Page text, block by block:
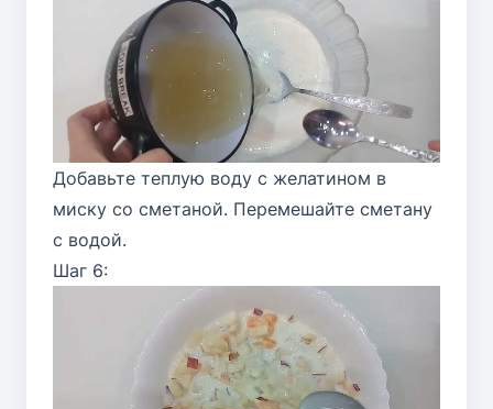
Добавьте теплую воду с желатином в
миску со сметаной. Перемешайте сметану
с водой.
Шаг 6: